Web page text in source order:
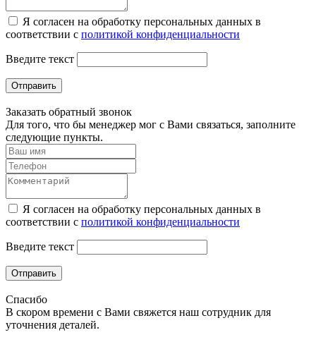
Я согласен на обработку персональных данных в
соответствии с политикой конфиденциальности
Введите текст
Отправить
Заказать обратный звонок
Для того, что бы менеджер мог с Вами связаться, заполните
следующие пункты.
Я согласен на обработку персональных данных в
соответствии с политикой конфиденциальности
Введите текст
Отправить
Спасибо
В скором времени с Вами свяжется наш сотрудник для
уточнения деталей.